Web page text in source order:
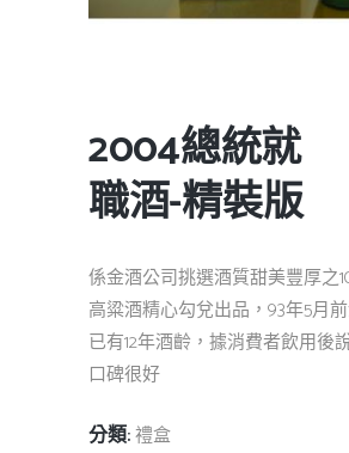
2004總統就
職酒-精裝版
係金酒公司挑選酒質甜美豐厚之
高粱酒精心勾兌出品，93年5月
已有12年酒齡，據消費者飲用後
口碑很好
分類:禮盒